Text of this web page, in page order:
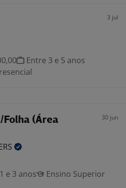
3 jul
Entre 3 e 5 anos
Folha (Área
30 jun
e 3 anos
Ensino Superior